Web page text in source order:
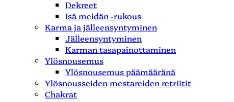
Dekreet
Isä meidän -rukous
Karma ja jälleensyntyminen
Jälleensyntyminen
Karman tasapainottaminen
Ylösnousemus
Ylösnousemus päämääränä
Ylösnousseiden mestareiden retriitit
Chakrat